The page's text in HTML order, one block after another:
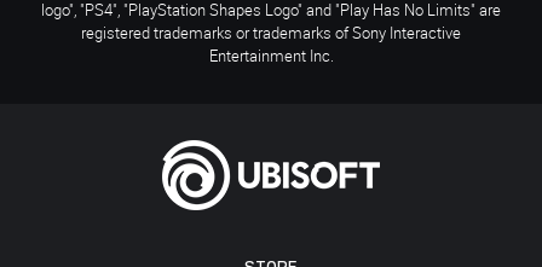
logo", "PS4", "PlayStation Shapes Logo" and "Play Has No Limits" are
registered trademarks or trademarks of Sony Interactive
Entertainment Inc.